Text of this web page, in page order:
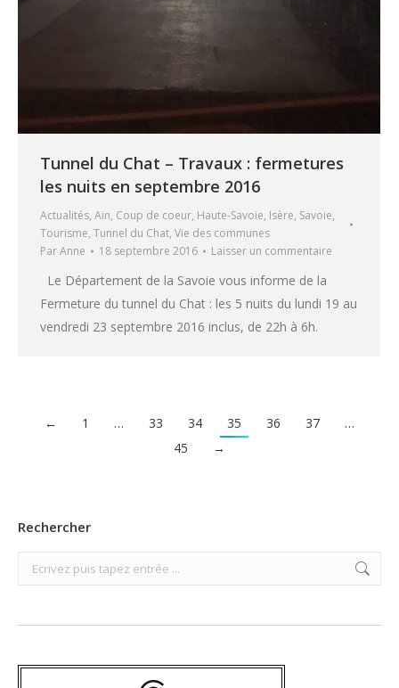
Tunnel du Chat – Travaux : fermetures
les nuits en septembre 2016
Actualités, Ain, Coup de coeur, Haute-Savoie, Isère, Savoie,
Tourisme, Tunnel du Chat, Vie des communes
ParAnne 18 septembre 2016 Laisser un commentaire
Le Département de la Savoie vous informe de la
Fermeture du tunnel du Chat : les 5 nuits du lundi 19 au
vendredi 23 septembre 2016 inclus, de 22h à 6h.
← 1 … 33 34 35 36 37
…
45
→
Rechercher
Search: